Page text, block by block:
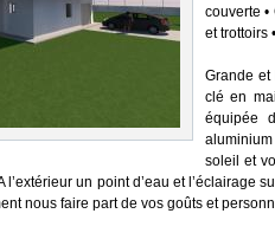
couverte
et trottoirs
Grande
clé en
équipée
aluminium
soleil et
l’extérieur un point d’eau et
nous faire part de vos goûts et